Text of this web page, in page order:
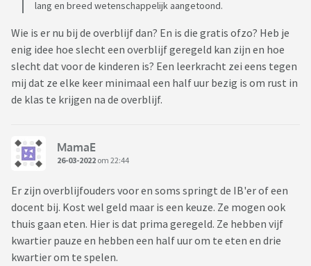
lang en breed wetenschappelijk aangetoond.
Wie is er nu bij de overblijf dan? En is die gratis ofzo? Heb je
enig idee hoe slecht een overblijf geregeld kan zijn en hoe
slecht dat voor de kinderen is? Een leerkracht zei eens tegen
mij dat ze elke keer minimaal een half uur bezig is om rust in
de klas te krijgen na de overblijf.
MamaE
26-03-2022 om 22:44
Er zijn overblijfouders voor en soms springt de IB'er of een
docent bij. Kost wel geld maar is een keuze. Ze mogen ook
thuis gaan eten. Hier is dat prima geregeld. Ze hebben vijf
kwartier pauze en hebben een half uur om te eten en drie
kwartier om te spelen.